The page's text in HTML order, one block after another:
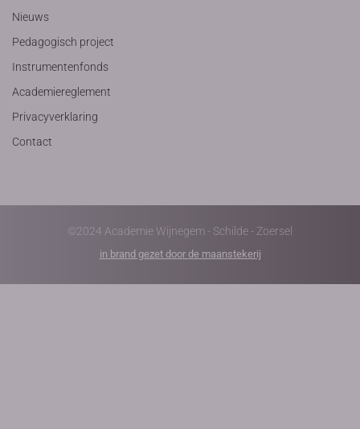
Nieuws
Pedagogisch project
Instrumentenfonds
Academiereglement
Privacyverklaring
Contact
©2024 Academie Wijnegem - Schilde - Zoersel
in brand gezet door de maanstekerij